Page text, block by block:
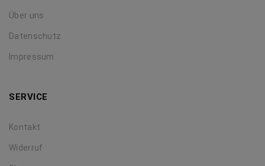
Über uns
Datenschutz
Impressum
SERVICE
Kontakt
Widerruf